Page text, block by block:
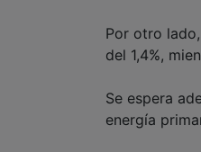
Por otro
del 1,4%,
Se espera
energía